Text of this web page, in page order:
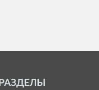
РАЗДЕЛЫ